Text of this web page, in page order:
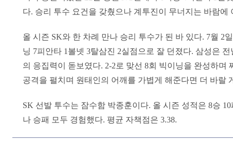
다. 승리 투수 요건을 갖췄으나 계투진이 무너지는 바람에
올 시즌 SK와 한 차례 만나 승리 투수가 된 바 있다. 7월 2
닝 7피안타 1볼넷 3탈삼진 2실점으로 잘 던졌다. 삼성은
의 응집력이 돋보였다. 2-2로 맞선 8회 빅이닝을 완성하며
공격을 펼치며 원태인의 어깨를 가볍게 해준다면 더 바랄
SK 선발 투수는 잠수함 박종훈이다. 올 시즌 성적은 8승
나 승패 모두 경험했다. 평균 자책점은 3.38.